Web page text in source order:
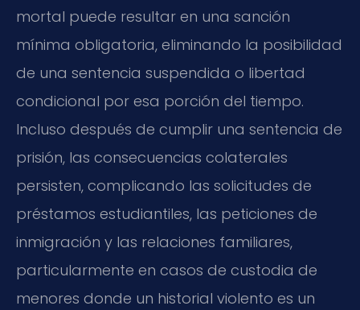
mortal puede resultar en una sanción
mínima obligatoria, eliminando la posibilidad
de una sentencia suspendida o libertad
condicional por esa porción del tiempo.
Incluso después de cumplir una sentencia de
prisión, las consecuencias colaterales
persisten, complicando las solicitudes de
préstamos estudiantiles, las peticiones de
inmigración y las relaciones familiares,
particularmente en casos de custodia de
menores donde un historial violento es un